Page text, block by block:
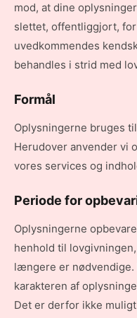
mod, at dine
slettet, offentliggjort,
uvedkommendes
behandles i strid med
Formål
Oplysningerne bruges
Herudover anvender vi
vores services og
Periode for
Oplysningerne
henhold til
længere er
karakteren af
Det er derfor ikke